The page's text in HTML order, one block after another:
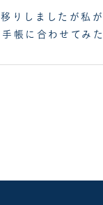
りしましたが私
帳に合わせてみ